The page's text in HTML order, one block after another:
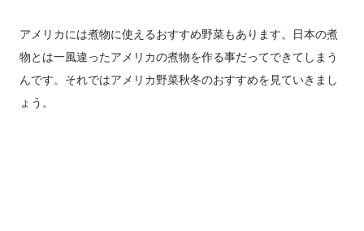
アメリカには煮物に使えるおすすめ野菜もあります。日本の煮
物とは一風違ったアメリカの煮物を作る事だってできてしまう
んです。それではアメリカ野菜秋冬のおすすめを見ていきまし
ょう。